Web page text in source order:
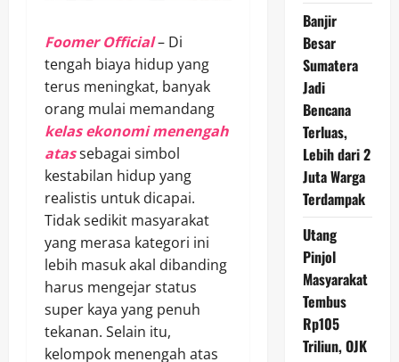
Foomer Official– Di
tengah biaya hidup yang
terus meningkat, banyak
orang mulai memandang
kelas ekonomi menengah
atassebagai simbol
kestabilan hidup yang
realistis untuk dicapai.
Tidak sedikit masyarakat
yang merasa kategori ini
lebih masuk akal dibanding
harus mengejar status
super kaya yang penuh
tekanan. Selain itu,
kelompok menengah atas
Banjir
Besar
Sumatera
Jadi
Bencana
Terluas,
Lebih dari 2
Juta Warga
Terdampak
Utang
Pinjol
Masyarakat
Tembus
Rp105
Triliun, OJK